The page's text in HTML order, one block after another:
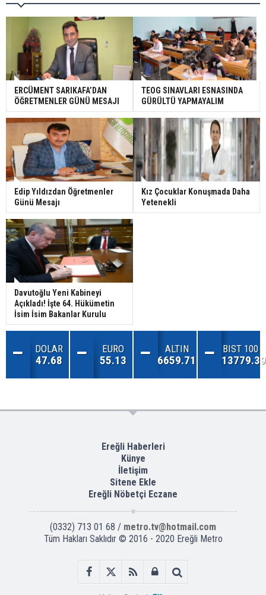
ERCÜMENT SARIKAFA’DAN
ÖĞRETMENLER GÜNÜ MESAJI
TEOG SINAVLARI ESNASINDA
GÜRÜLTÜ YAPMAYALIM
Edip Yıldızdan Öğretmenler
Günü Mesajı
Kız Çocuklar Konuşmada Daha
Yetenekli
Davutoğlu Yeni Kabineyi
Açıkladı! İşte 64. Hükümetin
İsim İsim Bakanlar Kurulu
DOLAR
47.68
EURO
55.13
ALTIN
6659.71
BIST 100
13779.39
Ereğli Haberleri
Künye
İletişim
Sitene Ekle
Ereğli Nöbetçi Eczane
(0332) 713 01 68 / metro.tv@hotmail.com
Tüm Hakları Saklıdır © 2016 - 2020 Ereğli Metro